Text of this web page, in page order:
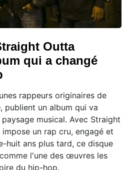
Outta
qui a changé
rappeurs originaires de
publient un album qui va
musical. Avec Straight
un rap cru, engagé et
huit ans plus tard, ce disque
l'une des œuvres les
du hip-hop.